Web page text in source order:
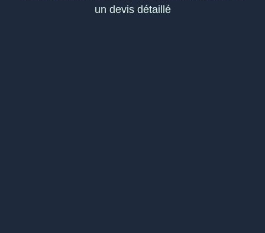
un devis détaillé